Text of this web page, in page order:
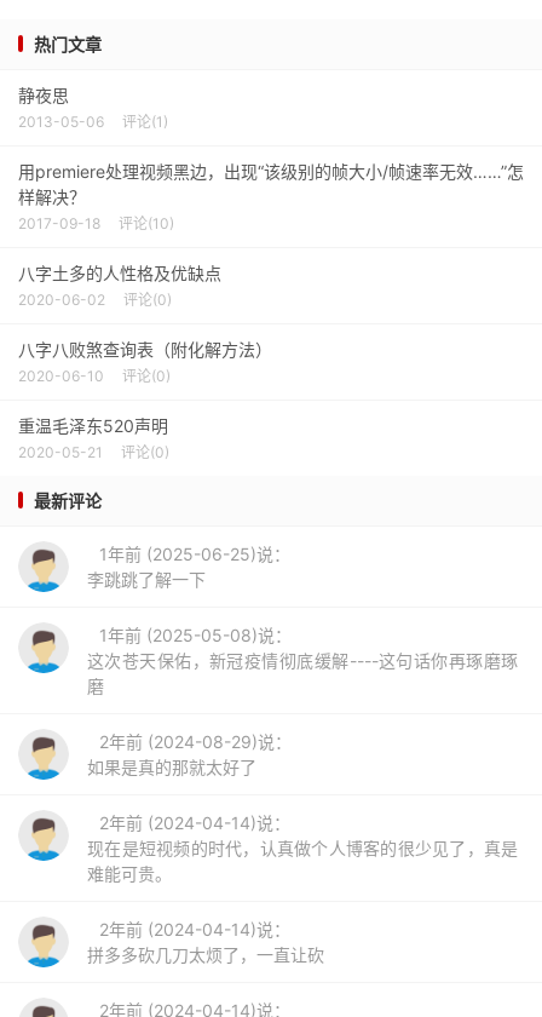
热门文章
静夜思
2013-05-06 评论(1)
用premiere处理视频黑边，出现“该级别的帧大小/帧速率无效……”怎
样解决？
2017-09-18 评论(10)
八字土多的人性格及优缺点
2020-06-02 评论(0)
八字八败煞查询表（附化解方法）
2020-06-10 评论(0)
重温毛泽东520声明
2020-05-21 评论(0)
最新评论
1年前 (2025-06-25)说：
李跳跳了解一下
1年前 (2025-05-08)说：
这次苍天保佑，新冠疫情彻底缓解----这句话你再琢磨琢
磨
2年前 (2024-08-29)说：
如果是真的那就太好了
2年前 (2024-04-14)说：
现在是短视频的时代，认真做个人博客的很少见了，真是
难能可贵。
2年前 (2024-04-14)说：
拼多多砍几刀太烦了，一直让砍
2年前 (2024-04-14)说：